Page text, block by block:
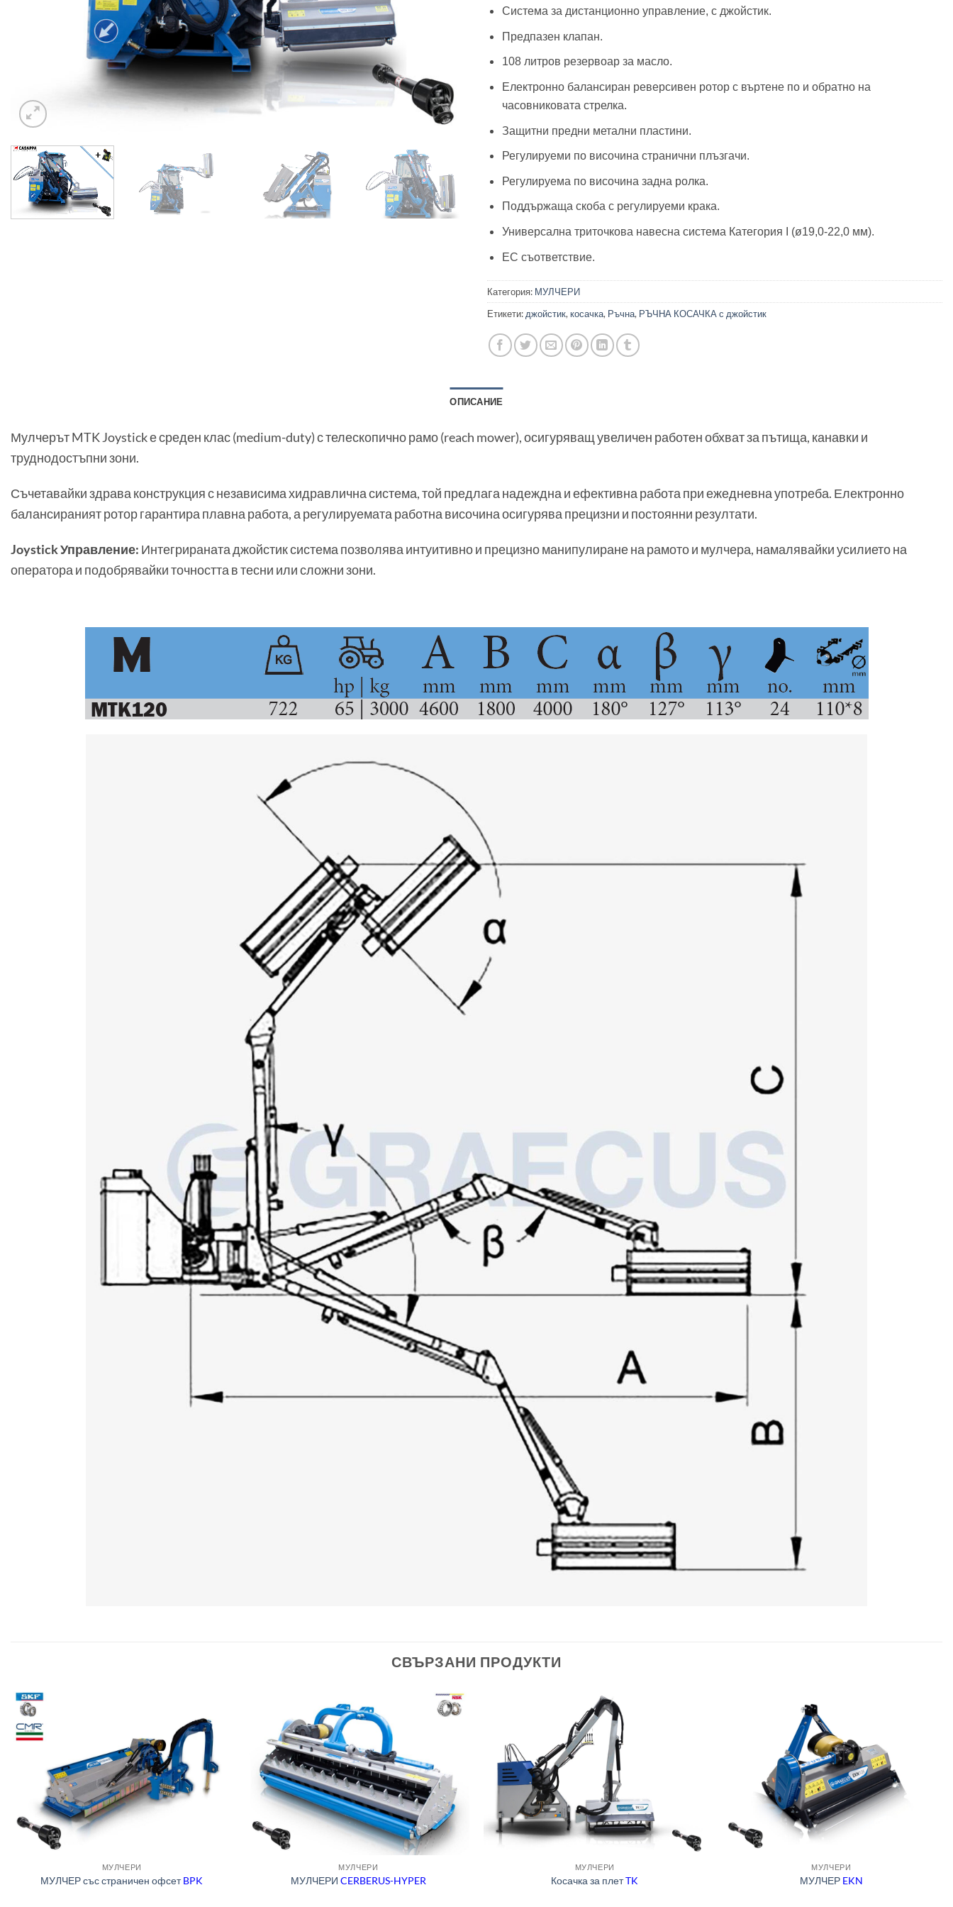
Система за дистанционно управление, с джойстик.
Предпазен клапан.
108 литров резервоар за масло.
Електронно балансиран реверсивен ротор с въртене по и обратно на
часовниковата стрелка.
Защитни предни метални пластини.
Регулируеми по височина странични плъзгачи.
Регулируема по височина задна ролка.
Поддържаща скоба с регулируеми крака.
Универсална триточкова навесна система Категория Ι (ø19,0-22,0 мм).
EC съответствие.
Категория: МУЛЧЕРИ
Етикети:джойстик,косачка, Ръчна, РЪЧНА КОСАЧКА с джойстик
ОПИСАНИЕ
Мулчерът MTK Joystick е среден клас (medium-duty) с телескопично рамо (reach mower), осигуряващ увеличен работен обхват за пътища, канавки и
труднодостъпни зони.
Съчетавайки здрава конструкция с независима хидравлична система, той предлага надеждна и ефективна работа при ежедневна употреба. Електронно
балансираният ротор гарантира плавна работа, а регулируемата работна височина осигурява прецизни и постоянни резултати.
Joystick Управление: Интегрираната джойстик система позволява интуитивно и прецизно манипулиране на рамото и мулчера, намалявайки усилието на
оператора и подобрявайки точността в тесни или сложни зони.
СВЪРЗАНИ ПРОДУКТИ
МУЛЧЕРИ
МУЛЧЕР със страничен офсетBPK
МУЛЧЕРИ
МУЛЧЕРИ CERBERUS-HYPER
МУЛЧЕРИ
Косачка за плетTK
МУЛЧЕРИ
МУЛЧЕР EKN